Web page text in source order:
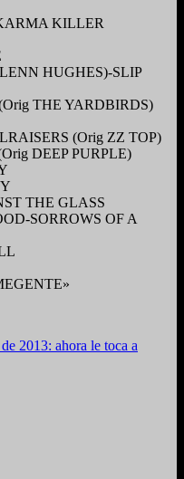
KILLER
HUGHES)-SLIP
THE YARDBIRDS)
(Orig ZZ TOP)
DEEP PURPLE)
THE GLASS
SORROWS OF A
2013: ahora le toca a